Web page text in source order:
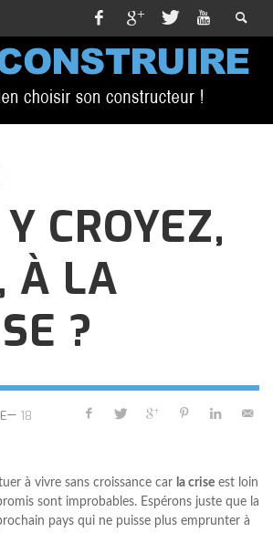
CROYEZ,
À LA
?
— 18
à vivre sans croissance car la crise est loin
sont improbables. Espérons juste que la
pays qui ne puisse plus emprunter à